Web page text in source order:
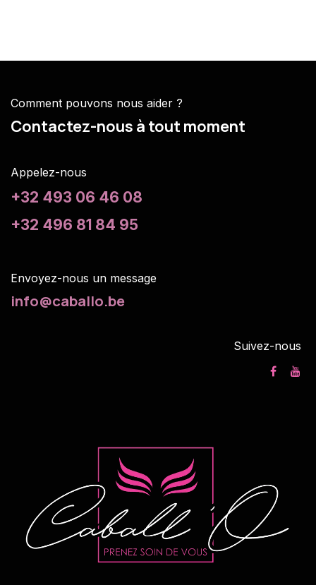
Comment pouvons nous aider ?
Contactez-nous à tout moment
Appelez-nous
+32 493 06 46 08
+32 496 81 84 95
Envoyez-nous un message
info@caballo.be
Suivez-nous